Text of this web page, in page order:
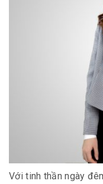
Với tinh thần ngày